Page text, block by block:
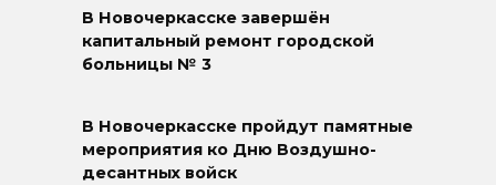
В Новочеркасске завершён
капитальный ремонт городской
больницы № 3
В Новочеркасске пройдут памятные
мероприятия ко Дню Воздушно-
десантных войск